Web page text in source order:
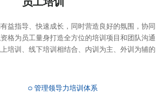
益指导、快速成长，同时营造良好的氛围，协同
格为员工量身打造全方位的培训项目和团队沟通
培训、线下培训相结合、内训为主、外训为辅的
管理领导力培训体系